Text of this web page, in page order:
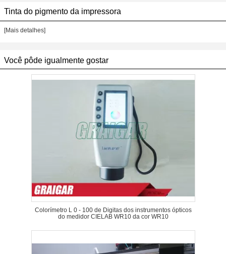
Tinta do pigmento da impressora
[Mais detalhes]
Você pôde igualmente gostar
Colorímetro L 0 - 100 de Digitas dos instrumentos ópticos
do medidor CIELAB WR10 da cor WR10